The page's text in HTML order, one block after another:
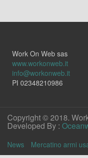
Work On Web sas
www.workonweb.it
info@workonweb.it
PI 02348210986
Copyright © 2018.
Developed By :
News Mercatino armi